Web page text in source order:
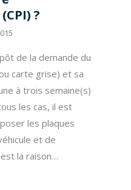
?
de la demande du
carte grise) et sa
à trois semaine(s)
les cas, il est
les plaques
et de
la raison…